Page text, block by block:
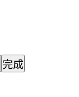
完成